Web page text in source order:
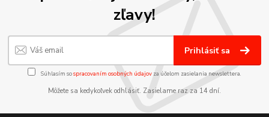
zľavy!
Prihlásiť sa
Súhlasím sospracovaním osobných údajov za účelom zasielania newslettera.
Môžete sa kedykoľvek odhlásiť. Zasielame raz za 14 dní.